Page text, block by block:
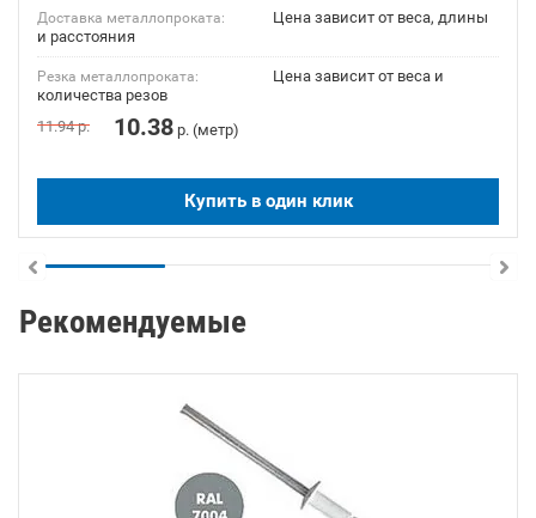
Доставка металлопроката:
Цена зависит от веса, длины
и расстояния
Резка металлопроката:
Цена зависит от веса и
количества резов
11.94р. 10.38 р. (метр)
Купить в один клик
Рекомендуемые